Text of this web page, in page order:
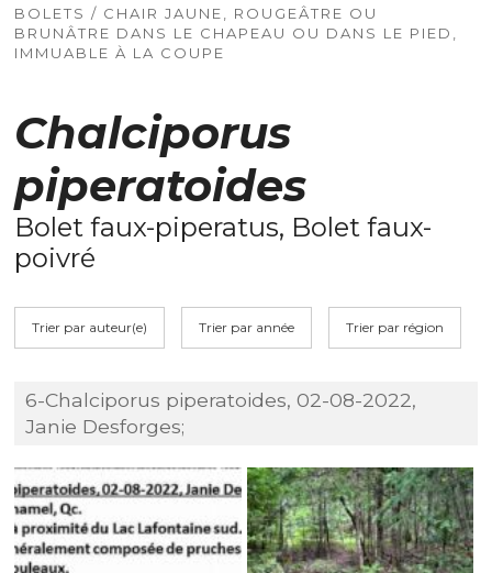
BOLETS / CHAIR JAUNE, ROUGEÂTRE OU
BRUNÂTRE DANS LE CHAPEAU OU DANS LE PIED,
IMMUABLE À LA COUPE
Chalciporus
piperatoides
Bolet faux-piperatus, Bolet faux-
poivré
Trier par auteur(e) Trier par année Trier par région
6-Chalciporus piperatoides, 02-08-2022,
Janie Desforges;